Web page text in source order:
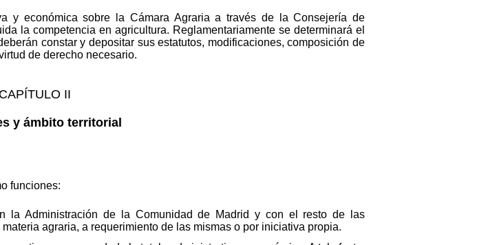
y económica sobre la Cámara Agraria a través de la Consejería de
la competencia en agricultura. Reglamentariamente se determinará el
constar y depositar sus estatutos, modificaciones, composición de
de derecho necesario.
CAPÍTULO II
y ámbito territorial
funciones:
la Administración de la Comunidad de Madrid y con el resto de las
agraria, a requerimiento de las mismas o por iniciativa propia.